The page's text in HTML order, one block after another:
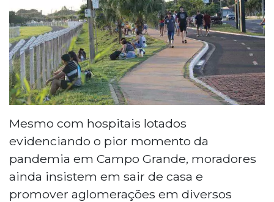
Mesmo com hospitais lotados
evidenciando o pior momento da
pandemia em Campo Grande, moradores
ainda insistem em sair de casa e
promover aglomerações em diversos